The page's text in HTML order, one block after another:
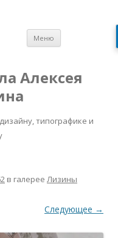
Алексея
типографике и
Меню
содержимому
в галерее Лизины
Следующее →